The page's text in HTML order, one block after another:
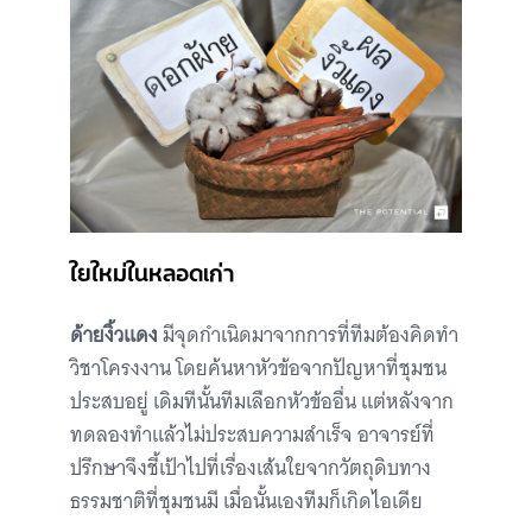
ใยใหม่ในหลอดเก่า
ด้ายงิ้วแดงมีจุดกำเนิดมาจากการที่ทีมต้องคิดทำ
วิชาโครงงาน โดยค้นหาหัวข้อจากปัญหาที่ชุมชน
ประสบอยู่ เดิมทีนั้นทีมเลือกหัวข้ออื่น แต่หลังจาก
ทดลองทำแล้วไม่ประสบความสำเร็จ อาจารย์ที่
ปรึกษาจึงชี้เป้าไปที่เรื่องเส้นใยจากวัตถุดิบทาง
ธรรมชาติที่ชุมชนมี เมื่อนั้นเองทีมก็เกิดไอเดีย